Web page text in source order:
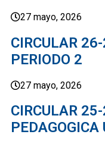
27 mayo, 2026
CIRCULAR
PERIODO 2
27 mayo, 2026
CIRCULAR